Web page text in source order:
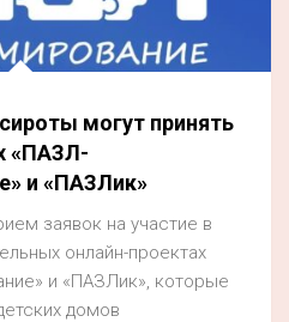
могут принять
«ПАЗЛ-
и «ПАЗЛик»
заявок на участие в
онлайн-проектах
и «ПАЗЛик», которые
домов